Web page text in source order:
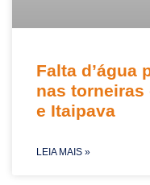
Falta d’água
nas torneiras
e Itaipava
LEIA MAIS »